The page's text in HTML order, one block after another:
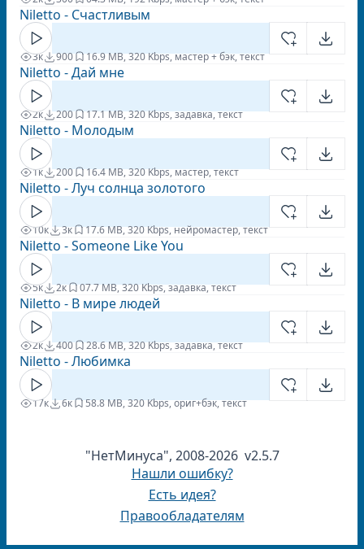
Niletto - Счастливым
3к 900 16.9 MB, 320 Kbps, мастер + бэк, текст
Niletto - Дай мне
2к 200 17.1 MB, 320 Kbps, задавка, текст
Niletto - Молодым
1к 200 16.4 MB, 320 Kbps, мастер, текст
Niletto - Луч солнца золотого
10к 3к 17.6 MB, 320 Kbps, нейромастер, текст
Niletto - Someone Like You
5к 2к 07.7 MB, 320 Kbps, задавка, текст
Niletto - В мире людей
2к 400 28.6 MB, 320 Kbps, задавка, текст
Niletto - Любимка
17к 6к 58.8 MB, 320 Kbps, ориг+бэк, текст
"НетМинуса", 2008-2026 v2.5.7
Нашли ошибку?
Есть идея?
Правообладателям